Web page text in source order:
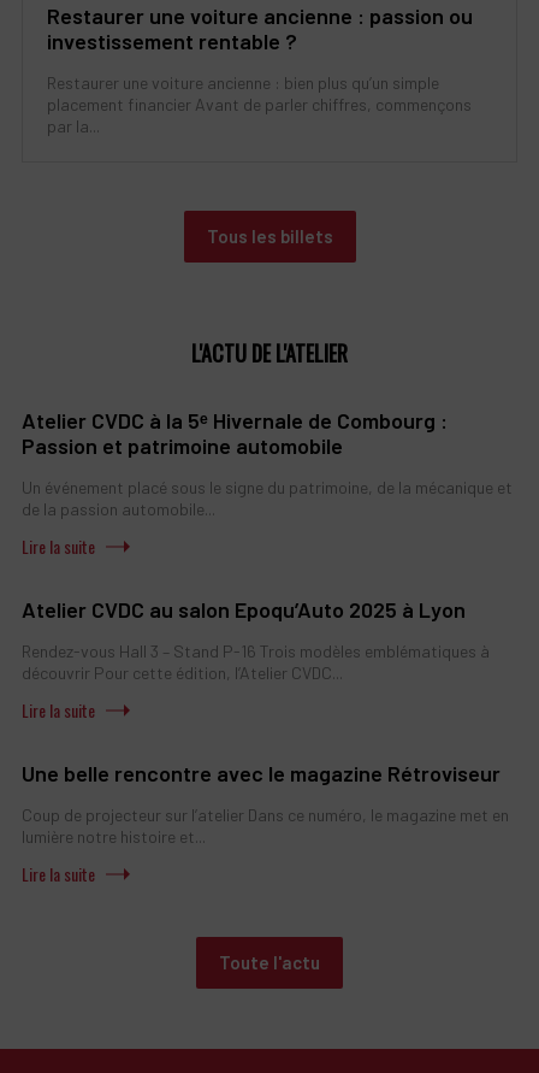
Restaurer une voiture ancienne : passion ou
investissement rentable ?
Restaurer une voiture ancienne : bien plus qu’un simple
placement financier Avant de parler chiffres, commençons
par la...
Tous les billets
L'ACTU DE L'ATELIER
Atelier CVDC à la 5ᵉ Hivernale de Combourg :
Passion et patrimoine automobile
Un événement placé sous le signe du patrimoine, de la mécanique et
de la passion automobile...
Atelier CVDC au salon Epoqu’Auto 2025 à Lyon
Rendez-vous Hall 3 – Stand P-16 Trois modèles emblématiques à
découvrir Pour cette édition, l’Atelier CVDC...
Une belle rencontre avec le magazine Rétroviseur
Coup de projecteur sur l’atelier Dans ce numéro, le magazine met en
lumière notre histoire et...
Toute l'actu